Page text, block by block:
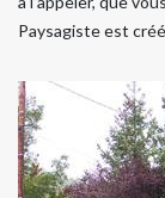
Paysagiste est